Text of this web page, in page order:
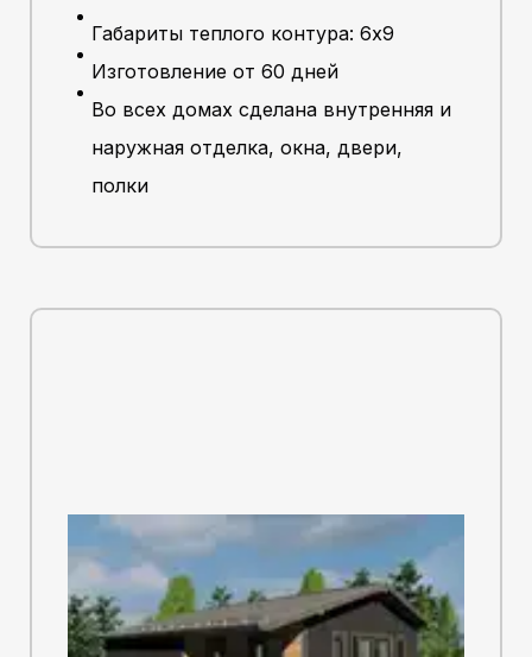
Габариты теплого контура: 6х9
Изготовление от 60 дней
Во всех домах сделана внутренняя и
наружная отделка, окна, двери,
полки